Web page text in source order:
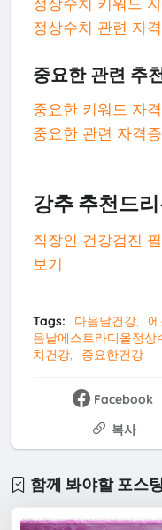
정상수치 관련 자
중요한 관련 추
중요한 키워드 자
중요한 관련 자격
강추 추천드
직장인 건강검진
보기
Tags: 다음날건강
음날에스트라디올정상
치건강
중요한건강
Facebook
복사
함께 봐야할 포스팅